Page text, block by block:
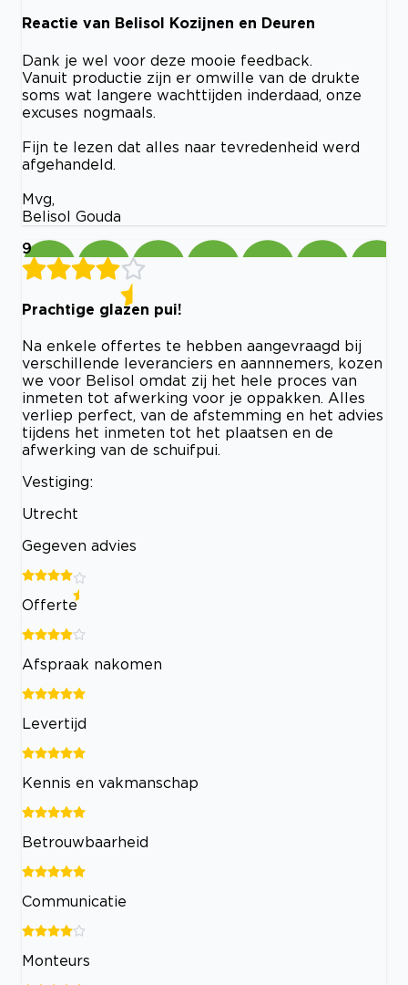
Reactie van Belisol Kozijnen en Deuren
Dank je wel voor deze mooie feedback.
Vanuit productie zijn er omwille van de drukte
soms wat langere wachttijden inderdaad, onze
excuses nogmaals.
Fijn te lezen dat alles naar tevredenheid werd
afgehandeld.
Mvg,
Belisol Gouda
9
Prachtige glazen pui!
Na enkele offertes te hebben aangevraagd bij
verschillende leveranciers en aannnemers, kozen
we voor Belisol omdat zij het hele proces van
inmeten tot afwerking voor je oppakken. Alles
verliep perfect, van de afstemming en het advies
tijdens het inmeten tot het plaatsen en de
afwerking van de schuifpui.
Vestiging:
Utrecht
Gegeven advies
Offerte
Afspraak nakomen
Levertijd
Kennis en vakmanschap
Betrouwbaarheid
Communicatie
Monteurs